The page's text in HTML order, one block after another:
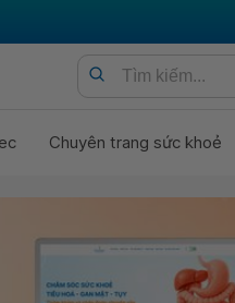
Chuyên trang sức khoẻ